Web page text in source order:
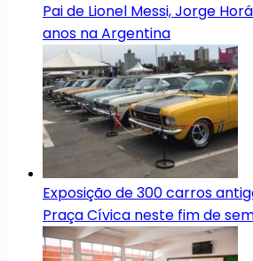
Pai de Lionel Messi, Jorge
anos na Argentina
Exposição de 300 carros
Praça Cívica neste fim de